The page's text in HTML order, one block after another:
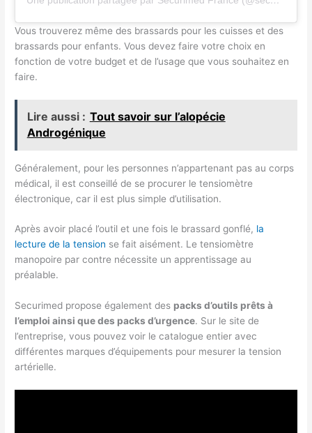
Vous trouverez même des brassards pour les cuisses et des
brassards pour enfants. Vous devez faire votre choix en
fonction de votre budget et de l’usage que vous souhaitez en
faire.
Lire aussi : Tout savoir sur l’alopécie
Androgénique
Généralement, pour les personnes n’appartenant pas au corps
médical, il est conseillé de se procurer le tensiomètre
électronique, car il est plus simple d’utilisation.
Après avoir placé l’outil et une fois le brassard gonflé, la
lecture de la tension se fait aisément. Le tensiomètre
manopoire par contre nécessite un apprentissage au
préalable.
Securimed propose également des packs d’outils prêts à
l’emploi ainsi que des packs d’urgence. Sur le site de
l’entreprise, vous pouvez voir le catalogue entier avec
différentes marques d’équipements pour mesurer la tension
artérielle.